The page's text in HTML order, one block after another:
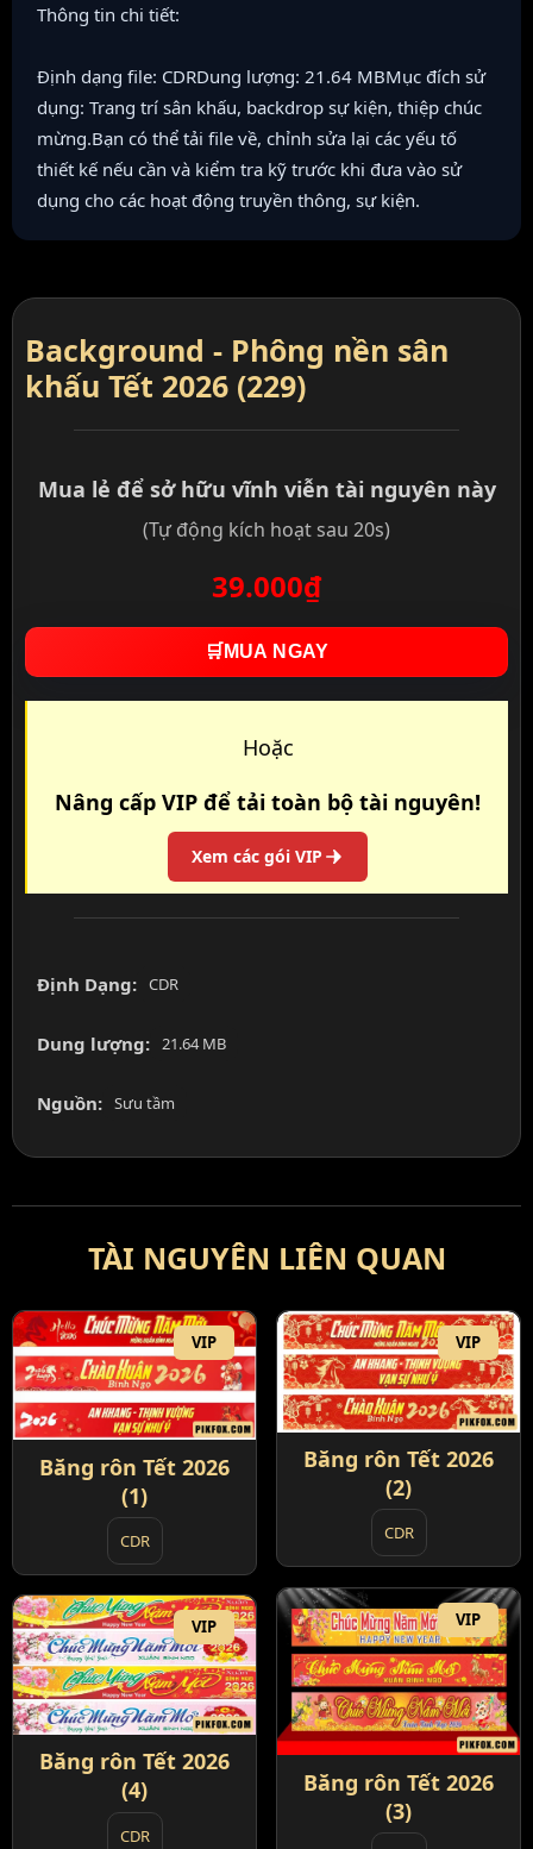
Thông tin chi tiết:
Định dạng file: CDRDung lượng: 21.64 MBMục đích sử
dụng: Trang trí sân khấu, backdrop sự kiện, thiệp chúc
mừng.Bạn có thể tải file về, chỉnh sửa lại các yếu tố
thiết kế nếu cần và kiểm tra kỹ trước khi đưa vào sử
dụng cho các hoạt động truyền thông, sự kiện.
Background - Phông nền sân
khấu Tết 2026 (229)
Mua lẻ để sở hữu vĩnh viễn tài nguyên này
(Tự động kích hoạt sau 20s)
39.000₫
🛒 MUA NGAY
Hoặc
Nâng cấp VIP để tải toàn bộ tài nguyên!
Xem các gói VIP
Định Dạng: CDR
Dung lượng: 21.64 MB
Nguồn: Sưu tầm
TÀI NGUYÊN LIÊN QUAN
VIP
Băng rôn Tết 2026
(1)
CDR
VIP
Băng rôn Tết 2026
(2)
CDR
VIP
Băng rôn Tết 2026
(3)
VIP
Băng rôn Tết 2026
(4)
CDR